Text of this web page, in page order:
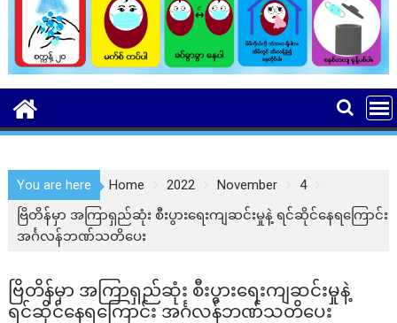
You are here Home 2022 November
4
ဗြိတိန်မှာ အကြာရှည်ဆုံး စီးပွားရေးကျဆင်းမှုနဲ့ ရင်ဆိုင်နေရကြောင်း
အင်္ဂလန်ဘဏ်သတိပေး
ဗြိတိန်မှာ အကြာရှည်ဆုံး စီးပွားရေးကျဆင်းမှုနဲ့
ရင်ဆိုင်နေရကြောင်း အင်္ဂလန်ဘဏ်သတိပေး